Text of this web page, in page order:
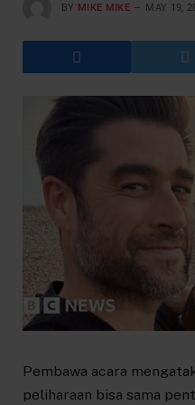
BY MIKE MIKE MAY 19,
Pembawa acara
peliharaan bisa sama